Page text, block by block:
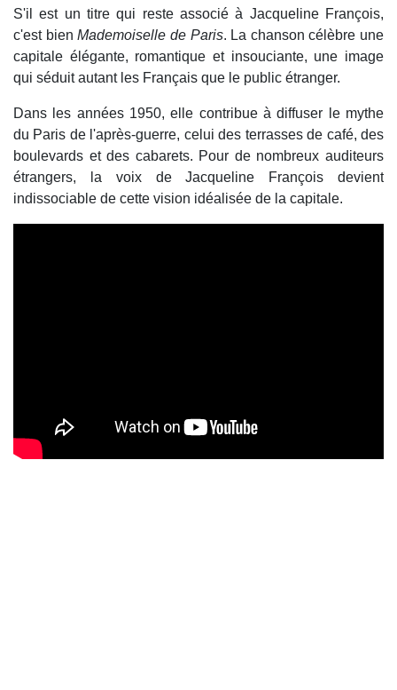
S'il est un titre qui reste associé à Jacqueline François,
c'est bienMademoiselle de Paris. La chanson célèbre une
capitale élégante, romantique et insouciante, une image
qui séduit autant les Français que le public étranger.
Dans les années 1950, elle contribue à diffuser le mythe
du Paris de l'après-guerre, celui des terrasses de café, des
boulevards et des cabarets. Pour de nombreux auditeurs
étrangers, la voix de Jacqueline François devient
indissociable de cette vision idéalisée de la capitale.